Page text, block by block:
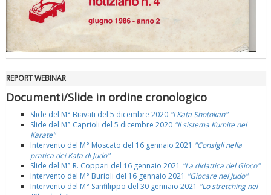
REPORT WEBINAR
Documenti/Slide in ordine cronologico
Slide del M° Biavati del 5 dicembre 2020 "I Kata Shotokan"
Slide del M° Caprioli del 5 dicembre 2020 "Il sistema Kumite nel
Karate"
Intervento del M° Moscato del 16 gennaio 2021 "Consigli nella
pratica dei Kata di Judo"
Slide del M° R. Coppari del 16 gennaio 2021 "La didattica del Gioco"
Intervento del M° Burioli del 16 gennaio 2021 "Giocare nel Judo"
Intervento del M° Sanfilippo del 30 gennaio 2021 "Lo stretching nel